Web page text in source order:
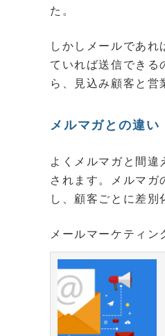
た。
しかしメールであ
ていれば送信できる
ら、見込み顧客と営
メルマガとの違い
よくメルマガと間
されます。メルマガ
し、顧客ごとに差別
メールマーケティン